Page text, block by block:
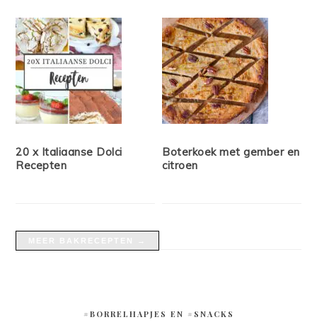
20 x Italiaanse Dolci
Recepten
Boterkoek met gember en
citroen
#BORRELHAPJES EN #SNACKS